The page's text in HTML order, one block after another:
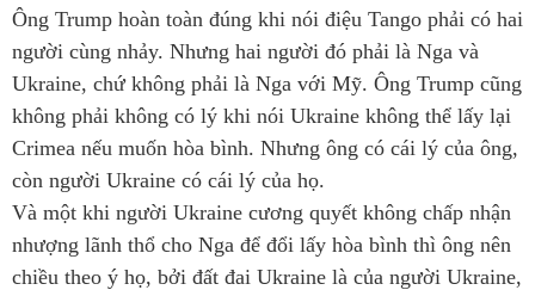
Ông Trump hoàn toàn đúng khi nói điệu Tango phải có hai
người cùng nhảy. Nhưng hai người đó phải là Nga và
Ukraine, chứ không phải là Nga với Mỹ. Ông Trump cũng
không phải không có lý khi nói Ukraine không thể lấy lại
Crimea nếu muốn hòa bình. Nhưng ông có cái lý của ông,
còn người Ukraine có cái lý của họ.
Và một khi người Ukraine cương quyết không chấp nhận
nhượng lãnh thổ cho Nga để đổi lấy hòa bình thì ông nên
chiều theo ý họ, bởi đất đai Ukraine là của người Ukraine,